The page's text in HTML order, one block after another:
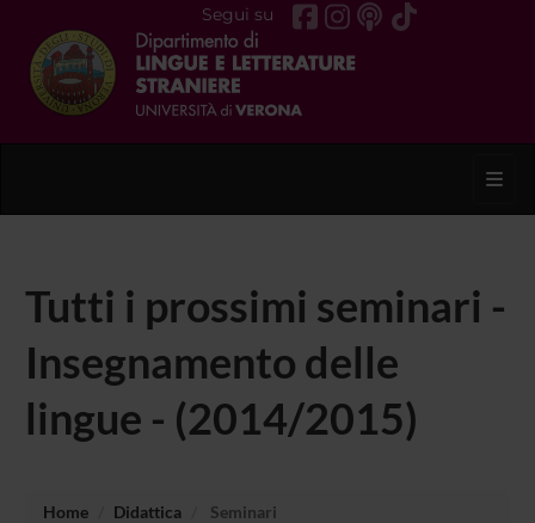
Segui su
Tutti i prossimi seminari -
Insegnamento delle
lingue - (2014/2015)
Home Didattica Seminari